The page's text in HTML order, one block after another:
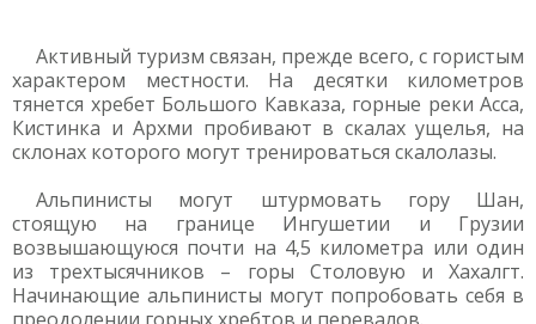
Активный туризм связан, прежде всего, с гористым
характером местности. На десятки километров
тянется хребет Большого Кавказа, горные реки Асса,
Кистинка и Архми пробивают в скалах ущелья, на
склонах которого могут тренироваться скалолазы.
Альпинисты могут штурмовать гору Шан,
стоящую на границе Ингушетии и Грузии
возвышающуюся почти на 4,5 километра или один
из трехтысячников – горы Столовую и Хахалгт.
Начинающие альпинисты могут попробовать себя в